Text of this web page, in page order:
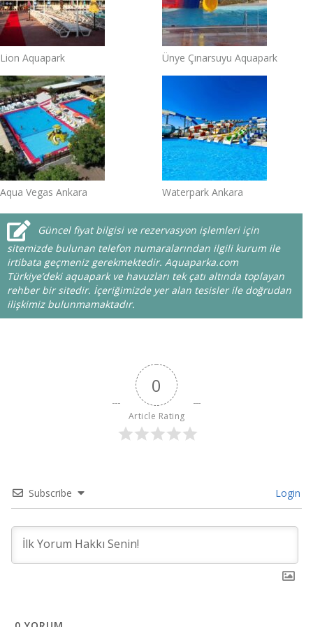
Lion Aquapark Ünye Çınarsuyu Aquapark
Aqua Vegas Ankara Waterpark Ankara
Güncel fiyat bilgisi ve rezervasyon işlemleri için
sitemizde bulunan telefon numaralarından ilgili kurum ile
irtibata geçmeniz gerekmektedir. Aquaparka.com
Türkiye’deki aquapark ve havuzları tek çatı altında toplayan
rehber bir sitedir. İçeriğimizde yer alan tesisler ile doğrudan
ilişkimiz bulunmamaktadır.
0
Article Rating
Subscribe Login